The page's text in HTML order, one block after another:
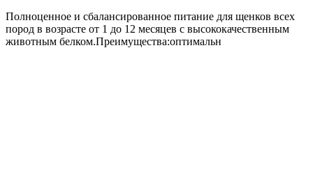
Полноценное и сбалансированное питание для щенков всех
пород в возрасте от 1 до 12 месяцев с высококачественным
животным белком.Преимущества:оптимальн